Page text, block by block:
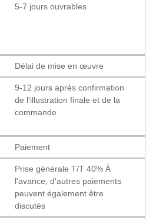
5-7 jours ouvrables
Délai de mise en œuvre
9-12 jours après confirmation
de l'illustration finale et de la
commande
Paiement
Prise générale T/T 40% À
l'avance, d'autres paiements
peuvent également être
discutés